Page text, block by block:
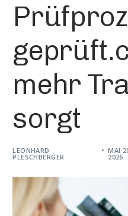
mehr
sorgt
LEONHARD
PLESCHBERGER
MAI
2026